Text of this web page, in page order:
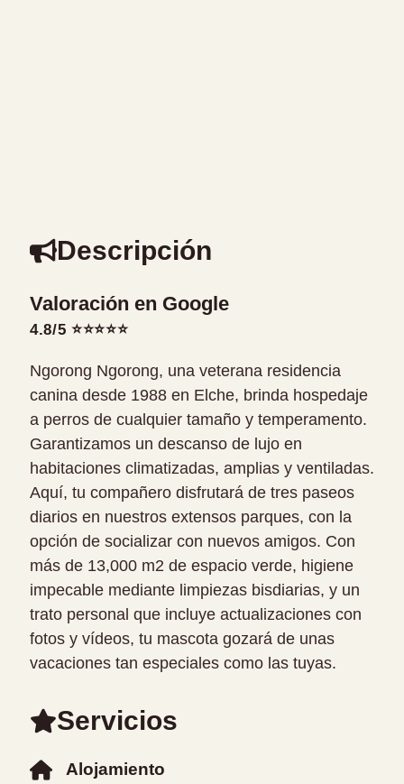
Descripción
Valoración en Google
4.8/5 ⭐⭐⭐⭐⭐
Ngorong Ngorong, una veterana residencia
canina desde 1988 en Elche, brinda hospedaje
a perros de cualquier tamaño y temperamento.
Garantizamos un descanso de lujo en
habitaciones climatizadas, amplias y ventiladas.
Aquí, tu compañero disfrutará de tres paseos
diarios en nuestros extensos parques, con la
opción de socializar con nuevos amigos. Con
más de 13,000 m2 de espacio verde, higiene
impecable mediante limpiezas bisdiarias, y un
trato personal que incluye actualizaciones con
fotos y vídeos, tu mascota gozará de unas
vacaciones tan especiales como las tuyas.
Servicios
Alojamiento